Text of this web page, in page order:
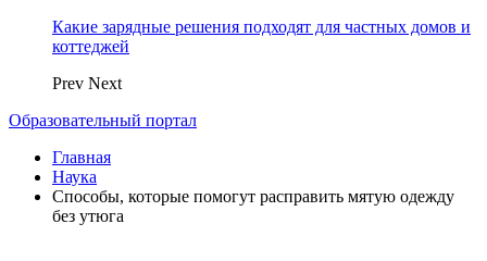
Какие зарядные решения подходят для частных домов и
коттеджей
Prev Next
Образовательный портал
Главная
Наука
Способы, которые помогут расправить мятую одежду
без утюга